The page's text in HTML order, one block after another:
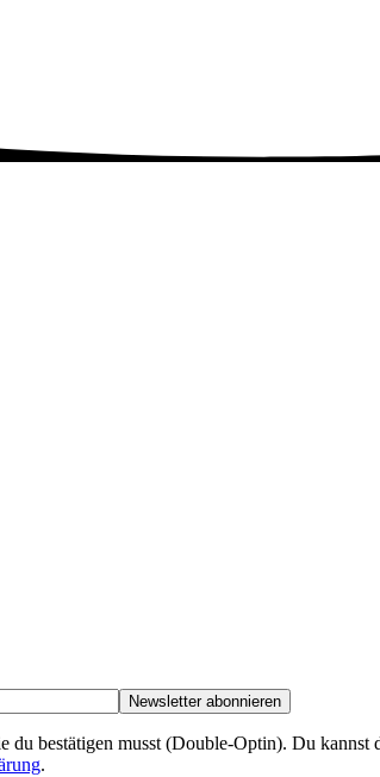
bestätigen musst (Double-Optin). Du
.